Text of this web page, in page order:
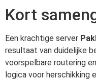
Kort
Een krachtige server
resultaat van duidelijke
voorspelbare routering
logica voor herschikking